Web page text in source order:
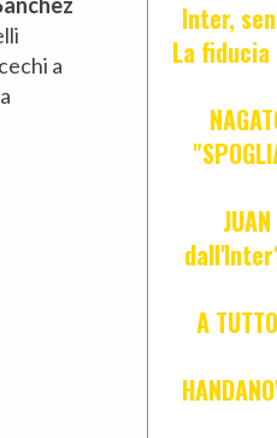
a
Inter,
La fiducia
A